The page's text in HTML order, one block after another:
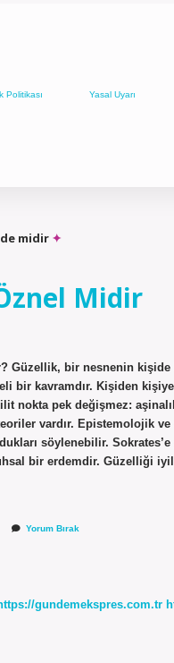
Politikası Yasal Uyarı
midir
Midir
Güzellik, bir nesnenin
bir kavramdır. Kişiden
nokta pek değişmez:
vardır. Epistemolojik
söylenebilir.
bir erdemdir. Güzelliği
Yorum Bırak
gundemekspres.com.tr